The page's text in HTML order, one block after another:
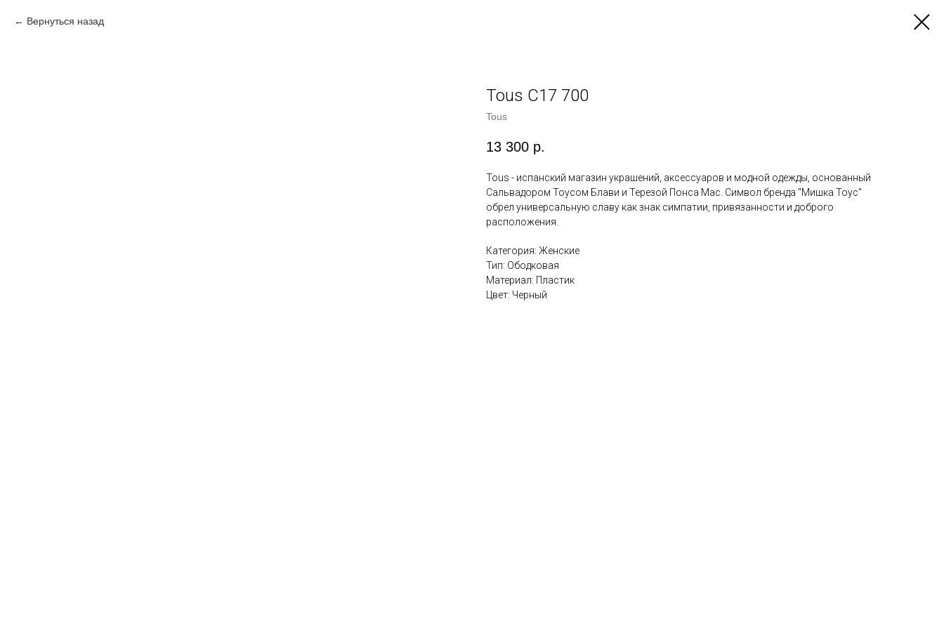
Вернуться назад
Tous C17 700
Tous
13 300 р.
Tous - испанский магазин украшений, аксессуаров и модной одежды, основанный
Сальвадором Тоусом Блави и Терезой Понса Мас. Символ бренда "Мишка Тоус"
обрел универсальную славу как знак симпатии, привязанности и доброго
расположения.
Категория: Женские
Тип: Ободковая
Материал: Пластик
Цвет: Черный